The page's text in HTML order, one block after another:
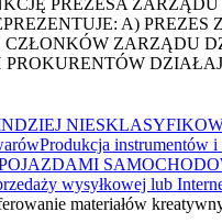
PREZESA
A)
ZARZĄDU
Produkcja instrumentów
wysyłkowej lub
materiałów